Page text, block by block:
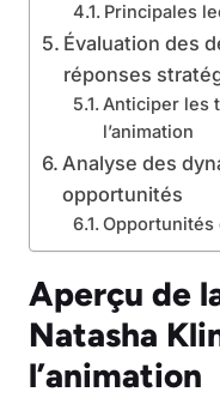
Principales
Évaluation des
réponses
Anticiper les
l’animation
Analyse des
opportunités
Opportunités
Aperçu de
Natasha
l’animation